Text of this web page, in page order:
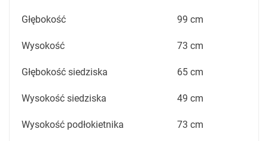
Głębokość 99 cm
Wysokość 73 cm
Głębokość siedziska 65 cm
Wysokość siedziska 49 cm
Wysokość podłokietnika 73 cm